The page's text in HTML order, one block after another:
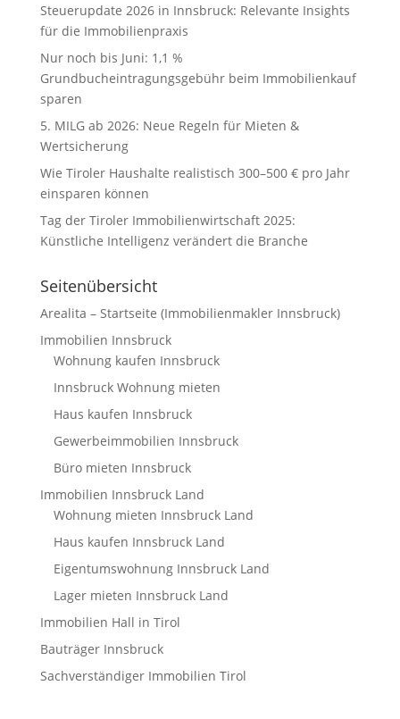
Steuerupdate 2026 in Innsbruck: Relevante Insights
für die Immobilienpraxis
Nur noch bis Juni: 1,1 %
Grundbucheintragungsgebühr beim Immobilienkauf
sparen
5. MILG ab 2026: Neue Regeln für Mieten &
Wertsicherung
Wie Tiroler Haushalte realistisch 300–500 € pro Jahr
einsparen können
Tag der Tiroler Immobilienwirtschaft 2025:
Künstliche Intelligenz verändert die Branche
Seitenübersicht
Arealita – Startseite (Immobilienmakler Innsbruck)
Immobilien Innsbruck
Wohnung kaufen Innsbruck
Innsbruck Wohnung mieten
Haus kaufen Innsbruck
Gewerbeimmobilien Innsbruck
Büro mieten Innsbruck
Immobilien Innsbruck Land
Wohnung mieten Innsbruck Land
Haus kaufen Innsbruck Land
Eigentumswohnung Innsbruck Land
Lager mieten Innsbruck Land
Immobilien Hall in Tirol
Bauträger Innsbruck
Sachverständiger Immobilien Tirol